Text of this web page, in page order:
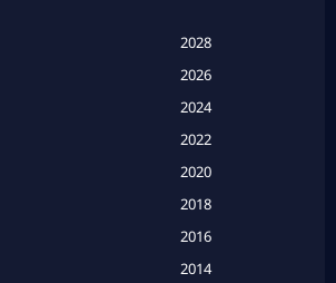
a True Story สร้างจากเรื่องจริง(2)
on a True Story เรื่องจริง (20)
on a True Story เรื่องจริง (16)
2028
2026
2024
2022
2020
2018
2016
2014